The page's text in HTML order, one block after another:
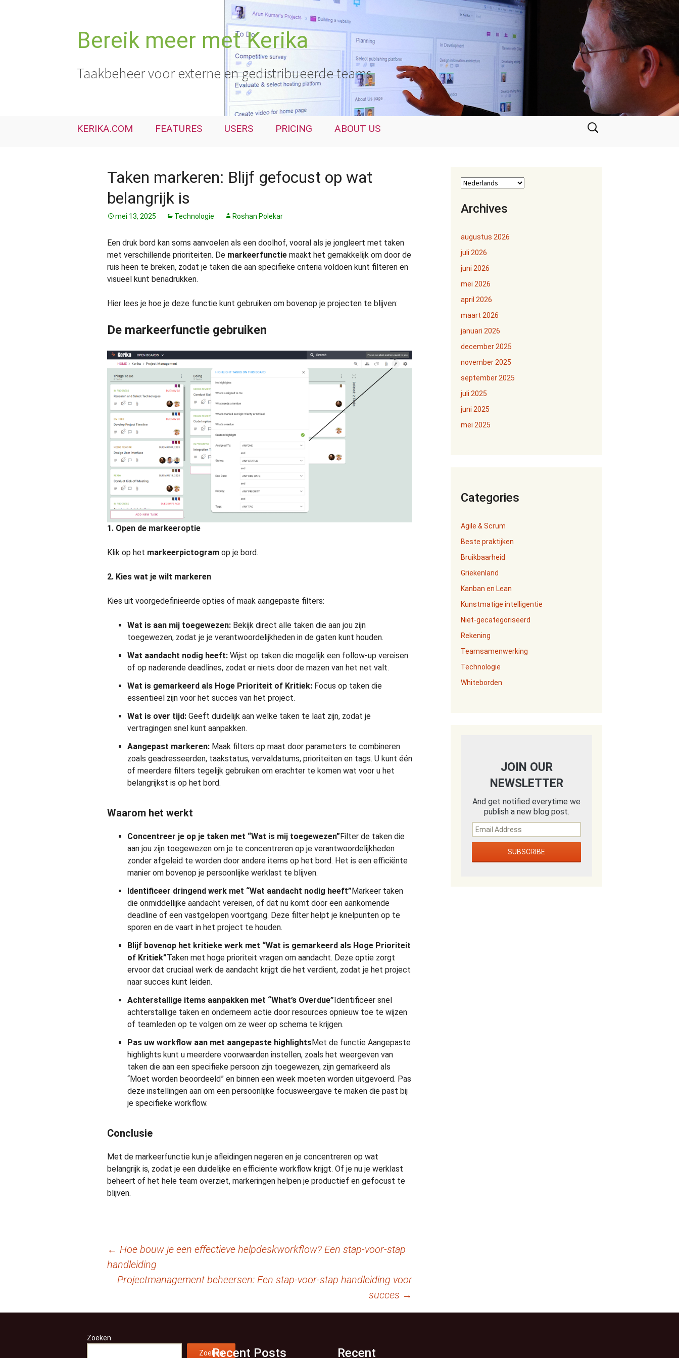
Bereik meer met Kerika
Taakbeheer voor externe en gedistribueerde teams
KERIKA.COM FEATURES USERS PRICING ABOUT US
Zoeken
naar:
Taken markeren: Blijf gefocust op wat
belangrijk is
mei 13, 2025 Technologie Roshan Polekar
Een druk bord kan soms aanvoelen als een doolhof, vooral als je jongleert met taken
met verschillende prioriteiten. De markeerfunctie maakt het gemakkelijk om door de
ruis heen te breken, zodat je taken die aan specifieke criteria voldoen kunt filteren en
visueel kunt benadrukken.
Hier lees je hoe je deze functie kunt gebruiken om bovenop je projecten te blijven:
De markeerfunctie gebruiken
1. Open de markeeroptie
Klik op het markeerpictogram op je bord.
2. Kies wat je wilt markeren
Kies uit voorgedefinieerde opties of maak aangepaste filters:
Wat is aan mij toegewezen: Bekijk direct alle taken die aan jou zijn
toegewezen, zodat je je verantwoordelijkheden in de gaten kunt houden.
Wat aandacht nodig heeft: Wijst op taken die mogelijk een follow-up vereisen
of op naderende deadlines, zodat er niets door de mazen van het net valt.
Wat is gemarkeerd als Hoge Prioriteit of Kritiek: Focus op taken die
essentieel zijn voor het succes van het project.
Wat is over tijd: Geeft duidelijk aan welke taken te laat zijn, zodat je
vertragingen snel kunt aanpakken.
Aangepast markeren: Maak filters op maat door parameters te combineren
zoals geadresseerden, taakstatus, vervaldatums, prioriteiten en tags. U kunt één
of meerdere filters tegelijk gebruiken om erachter te komen wat voor u het
belangrijkst is op het bord.
Waarom het werkt
Concentreer je op je taken met “Wat is mij toegewezen”Filter de taken die
aan jou zijn toegewezen om je te concentreren op je verantwoordelijkheden
zonder afgeleid te worden door andere items op het bord. Het is een efficiënte
manier om bovenop je persoonlijke werklast te blijven.
Identificeer dringend werk met “Wat aandacht nodig heeft”Markeer taken
die onmiddellijke aandacht vereisen, of dat nu komt door een aankomende
deadline of een vastgelopen voortgang. Deze filter helpt je knelpunten op te
sporen en de vaart in het project te houden.
Blijf bovenop het kritieke werk met “Wat is gemarkeerd als Hoge Prioriteit
of Kritiek”Taken met hoge prioriteit vragen om aandacht. Deze optie zorgt
ervoor dat cruciaal werk de aandacht krijgt die het verdient, zodat je het project
naar succes kunt leiden.
Achterstallige items aanpakken met “What’s Overdue”Identificeer snel
achterstallige taken en onderneem actie door resources opnieuw toe te wijzen
of teamleden op te volgen om ze weer op schema te krijgen.
Pas uw workflow aan met aangepaste highlightsMet de functie Aangepaste
highlights kunt u meerdere voorwaarden instellen, zoals het weergeven van
taken die aan een specifieke persoon zijn toegewezen, zijn gemarkeerd als
“Moet worden beoordeeld” en binnen een week moeten worden uitgevoerd. Pas
deze instellingen aan om een persoonlijke focusweergave te maken die past bij
je specifieke workflow.
Conclusie
Met de markeerfunctie kun je afleidingen negeren en je concentreren op wat
belangrijk is, zodat je een duidelijke en efficiënte workflow krijgt. Of je nu je werklast
beheert of het hele team overziet, markeringen helpen je productief en gefocust te
blijven.
Berichtnavigatie
← Hoe bouw je een effectieve helpdeskworkflow? Een stap-voor-stap
handleiding
Projectmanagement beheersen: Een stap-voor-stap handleiding voor
succes →
Archives
augustus 2026
juli 2026
juni 2026
mei 2026
april 2026
maart 2026
januari 2026
december 2025
november 2025
september 2025
juli 2025
juni 2025
mei 2025
Categories
Agile & Scrum
Beste praktijken
Bruikbaarheid
Griekenland
Kanban en Lean
Kunstmatige intelligentie
Niet-gecategoriseerd
Rekening
Teamsamenwerking
Technologie
Whiteborden
JOIN OUR
NEWSLETTER
And get notified everytime we
publish a new blog post.
Zoeken
ZoekenRecent Posts
Recent